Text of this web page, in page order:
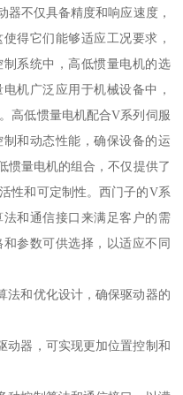
器不仅具备精度和响应速度，
得它们能够适应工况要求，
系统中，高低惯量电机的选
机广泛应用于机械设备中，
高低惯量电机配合V系列伺服
和动态性能，确保设备的运
惯量电机的组合，不仅提供了
性和可定制性。西门子的V系
和通信接口来满足客户的需
参数可供选择，以适应不同
法和优化设计，确保驱动器的
动器，可实现更加位置控制和